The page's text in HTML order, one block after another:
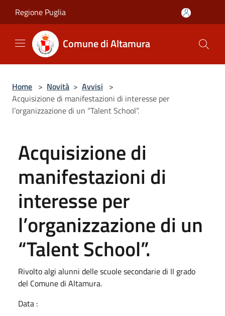
Regione Puglia
Comune di Altamura
Home > Novità > Avvisi >
Acquisizione di manifestazioni di interesse per
l’organizzazione di un “Talent School”.
Acquisizione di
manifestazioni di
interesse per
l’organizzazione di un
“Talent School”.
Rivolto algi alunni delle scuole secondarie di II grado
del Comune di Altamura.
Data :